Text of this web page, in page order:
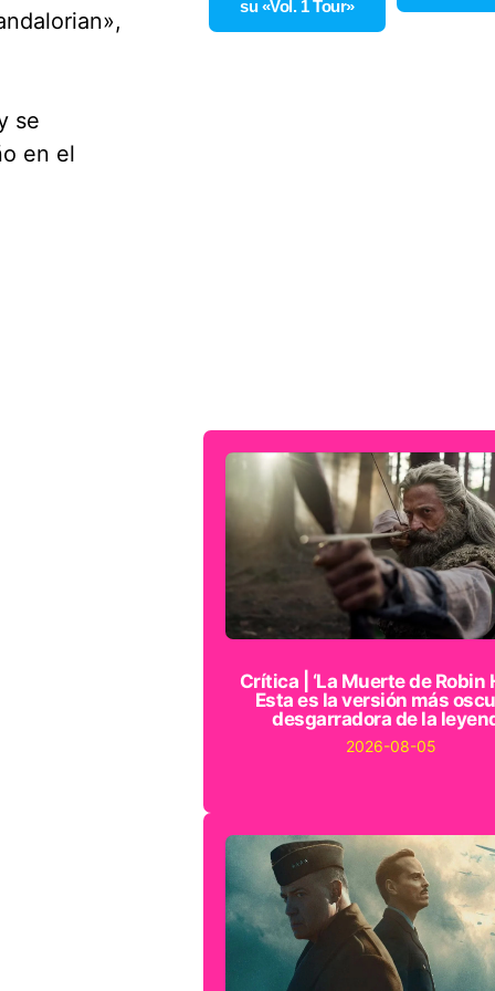
se
en el
su «Vol. 1 Tour»
Crítica | ‘La Muerte de Robin
Esta es la versión más
desgarradora de la
2026-08-05